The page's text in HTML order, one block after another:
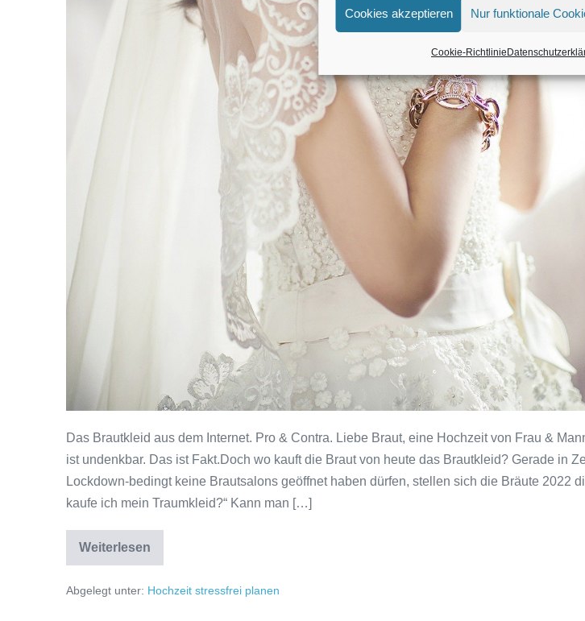
Cookies akzeptieren Nur funktionale
Cookie-Richtlinie
Das Brautkleid aus dem Internet. Pro & Contra. Liebe Braut, eine Hochzeit von Frau &
ist undenkbar. Das ist Fakt.Doch wo kauft die Braut von heute das Brautkleid? Gerade in
Lockdown-bedingt keine Brautsalons geöffnet haben dürfen, stellen sich die Bräute 2022
kaufe ich mein Traumkleid?“ Kann man […]
Weiterlesen
Brautkleid
2022
Ohne
Abgelegt unter: Hochzeit stressfrei planen